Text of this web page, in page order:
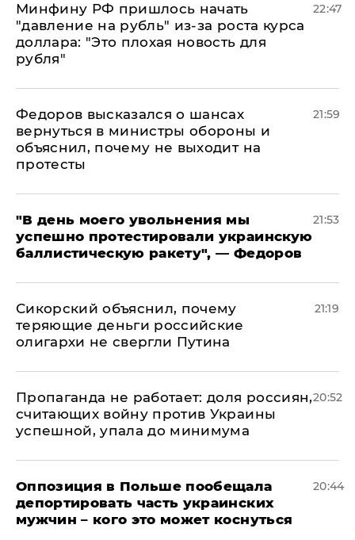
Минфину РФ пришлось начать
"давление на рубль" из-за роста курса
доллара: "Это плохая новость для
рубля"
22:47
Федоров высказался о шансах
вернуться в министры обороны и
объяснил, почему не выходит на
протесты
21:59
​"В день моего увольнения мы
успешно протестировали украинскую
баллистическую ракету", — Федоров
21:53
Сикорский объяснил, почему
теряющие деньги российские
олигархи не свергли Путина
21:19
​Пропаганда не работает: доля россиян,
считающих войну против Украины
успешной, упала до минимума
20:52
Оппозиция в Польше пообещала
депортировать часть украинских
мужчин – кого это может коснуться
20:44